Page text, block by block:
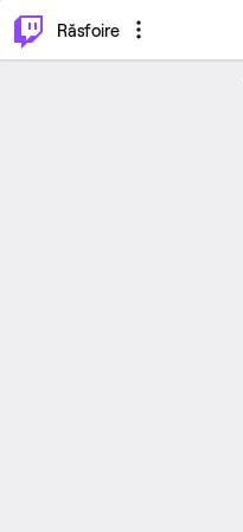
Răsfoire